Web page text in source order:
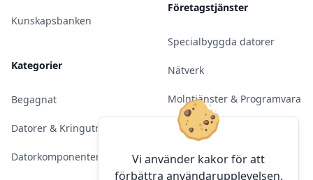
Vi använder kakor för att
förbättra användarupplevelsen.
Kunskapsbanken
Kategorier
Begagnat
Datorer & Kringutrustning
Datorkomponenter
Företagstjänster
Specialbyggda datorer
Nätverk
Molntjänster & Programvara
Server & Backup
Kameraövervakning